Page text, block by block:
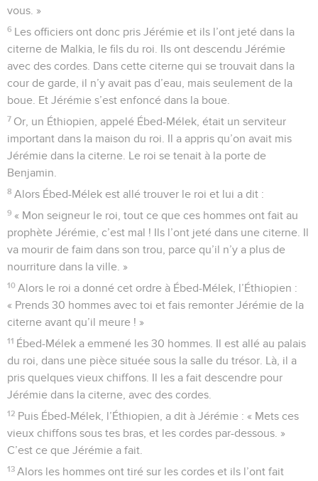
vous. »
6 Les officiers ont donc pris Jérémie et ils l’ont jeté dans la
citerne de Malkia, le fils du roi. Ils ont descendu Jérémie
avec des cordes. Dans cette citerne qui se trouvait dans la
cour de garde, il n’y avait pas d’eau, mais seulement de la
boue. Et Jérémie s’est enfoncé dans la boue.
7 Or, un Éthiopien, appelé Ébed-Mélek, était un serviteur
important dans la maison du roi. Il a appris qu’on avait mis
Jérémie dans la citerne. Le roi se tenait à la porte de
Benjamin.
8 Alors Ébed-Mélek est allé trouver le roi et lui a dit :
9 « Mon seigneur le roi, tout ce que ces hommes ont fait au
prophète Jérémie, c’est mal ! Ils l’ont jeté dans une citerne. Il
va mourir de faim dans son trou, parce qu’il n’y a plus de
nourriture dans la ville. »
10 Alors le roi a donné cet ordre à Ébed-Mélek, l’Éthiopien :
« Prends 30 hommes avec toi et fais remonter Jérémie de la
citerne avant qu’il meure ! »
11 Ébed-Mélek a emmené les 30 hommes. Il est allé au palais
du roi, dans une pièce située sous la salle du trésor. Là, il a
pris quelques vieux chiffons. Il les a fait descendre pour
Jérémie dans la citerne, avec des cordes.
12 Puis Ébed-Mélek, l’Éthiopien, a dit à Jérémie : « Mets ces
vieux chiffons sous tes bras, et les cordes par-dessous. »
C’est ce que Jérémie a fait.
13 Alors les hommes ont tiré sur les cordes et ils l’ont fait